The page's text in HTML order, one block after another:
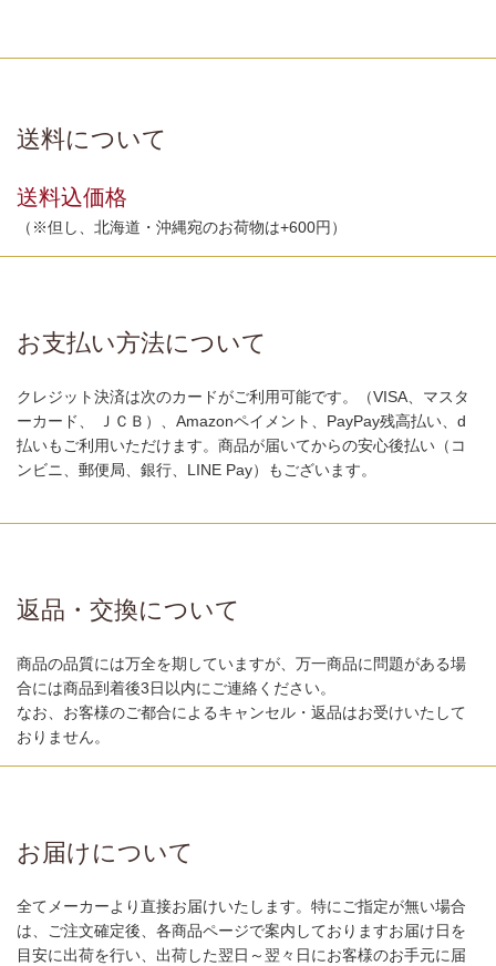
送料について
送料込価格
（※但し、北海道・沖縄宛のお荷物は+600円）
お支払い方法について
クレジット決済は次のカードがご利用可能です。（VISA、マスタ
ーカード、 ＪＣＢ）、Amazonペイメント、PayPay残高払い、d
払いもご利用いただけます。商品が届いてからの安心後払い（コ
ンビニ、郵便局、銀行、LINE Pay）もございます。
返品・交換について
商品の品質には万全を期していますが、万一商品に問題がある場
合には商品到着後3日以内にご連絡ください。
なお、お客様のご都合によるキャンセル・返品はお受けいたして
おりません。
お届けについて
全てメーカーより直接お届けいたします。特にご指定が無い場合
は、ご注文確定後、各商品ページで案内しておりますお届け日を
目安に出荷を行い、出荷した翌日～翌々日にお客様のお手元に届